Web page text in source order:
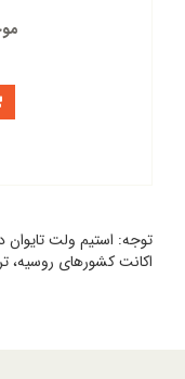
توجه: استیم ولت تایوان
اکانت کشورهای روسیه،